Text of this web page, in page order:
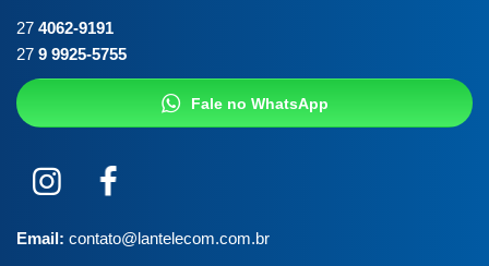
27 4062-9191
27 9 9925-5755
Fale no WhatsApp
Email: contato@lantelecom.com.br